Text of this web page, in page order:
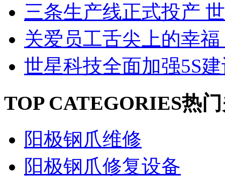
三条生产线正式投产
关爱员工舌尖上的幸福
世星科技全面加强5S
TOP CATEGORIES热
阳极钢爪维修
阳极钢爪修复设备